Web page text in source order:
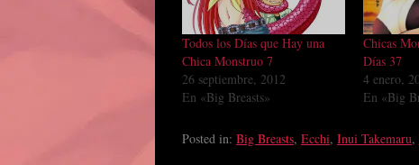
Todos los Días que Hay una
Chica Monstruo 7
26 septiembre, 2012
En «Big Breasts»
Chicas
Días 37
4 enero,
En «Big
Posted in: Big Breasts, Ecchi, Inui Takemaru,